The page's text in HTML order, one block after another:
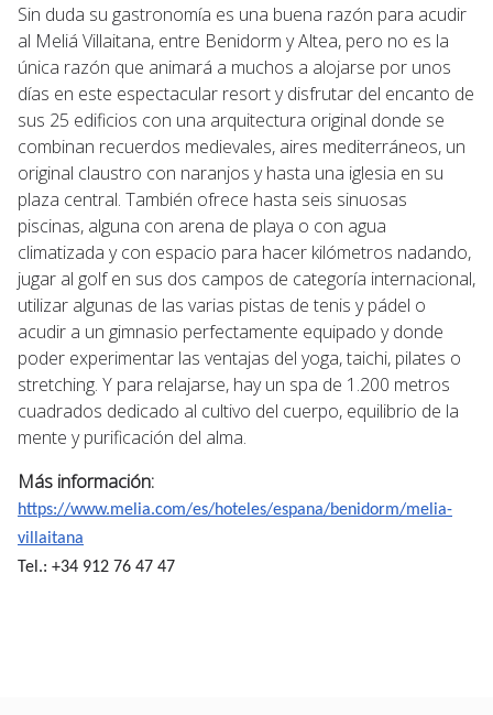
Sin duda su gastronomía es una buena razón para acudir
al Meliá Villaitana, entre Benidorm y Altea, pero no es la
única razón que animará a muchos a alojarse por unos
días en este espectacular resort y disfrutar del encanto de
sus 25 edificios con una arquitectura original donde se
combinan recuerdos medievales, aires mediterráneos, un
original claustro con naranjos y hasta una iglesia en su
plaza central. También ofrece hasta seis sinuosas
piscinas, alguna con arena de playa o con agua
climatizada y con espacio para hacer kilómetros nadando,
jugar al golf en sus dos campos de categoría internacional,
utilizar algunas de las varias pistas de tenis y pádel o
acudir a un gimnasio perfectamente equipado y donde
poder experimentar las ventajas del yoga, taichi, pilates o
stretching. Y para relajarse, hay un spa de 1.200 metros
cuadrados dedicado al cultivo del cuerpo, equilibrio de la
mente y purificación del alma.
Más información:
https://www.melia.com/es/hoteles/espana/benidorm/melia-
villaitana
Tel.: +34 912 76 47 47